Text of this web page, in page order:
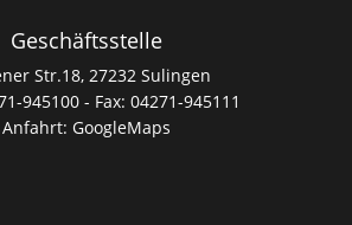
Geschäftsstelle
Str.18, 27232 Sulingen
945100 - Fax: 04271-945111
Anfahrt: GoogleMaps